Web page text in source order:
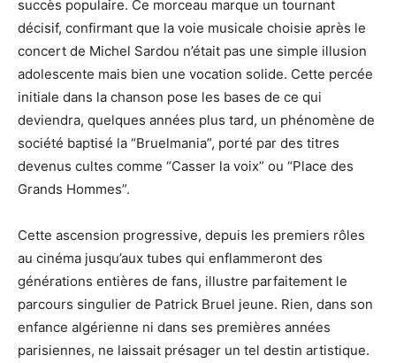
succès populaire. Ce morceau marque un tournant
décisif, confirmant que la voie musicale choisie après le
concert de Michel Sardou n’était pas une simple illusion
adolescente mais bien une vocation solide. Cette percée
initiale dans la chanson pose les bases de ce qui
deviendra, quelques années plus tard, un phénomène de
société baptisé la “Bruelmania”, porté par des titres
devenus cultes comme “Casser la voix” ou “Place des
Grands Hommes”.
Cette ascension progressive, depuis les premiers rôles
au cinéma jusqu’aux tubes qui enflammeront des
générations entières de fans, illustre parfaitement le
parcours singulier de Patrick Bruel jeune. Rien, dans son
enfance algérienne ni dans ses premières années
parisiennes, ne laissait présager un tel destin artistique.